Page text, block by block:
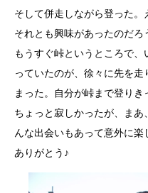
そして併走しながら登った。
それとも興味があったのだろ
もうすぐ峠というところで
っていたのが、徐々に先を
まった。自分が峠まで登りき
ちょっと寂しかったが、ま
んな出会いもあって意外に
ありがとう♪